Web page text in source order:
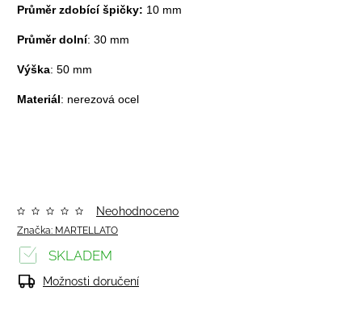
Průměr zdobící špičky: 10 mm
Průměr dolní: 30 mm
Výška: 50 mm
Materiál: nerezová ocel
Značka: MARTELLATO
Neohodnoceno
SKLADEM
Možnosti doručení